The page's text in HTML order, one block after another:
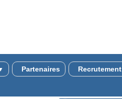
Partenaires Recrutement